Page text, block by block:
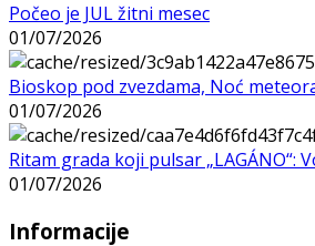
Počeo je JUL žitni mesec
01/07/2026
Bioskop pod zvezdama, Noć
01/07/2026
Ritam grada koji pulsar
01/07/2026
Informacije